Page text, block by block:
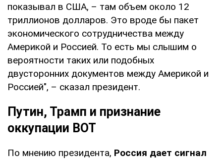
показывал в США, – там объем около 12
триллионов долларов. Это вроде бы пакет
экономического сотрудничества между
Америкой и Россией. То есть мы слышим о
вероятности таких или подобных
двусторонних документов между Америкой и
Россией", – сказал президент.
Путин, Трамп и признание
оккупации ВОТ
По мнению президента, Россия дает сигнал